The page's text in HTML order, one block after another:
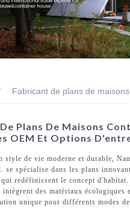
Fabricant de plans de
Plans De Maisons
OEM Et Options
style de vie moderne et durable,
se spécialise dans les plans
qui redéfinissent le concept
intègrent des matériaux écologiques
unique pour différents modes